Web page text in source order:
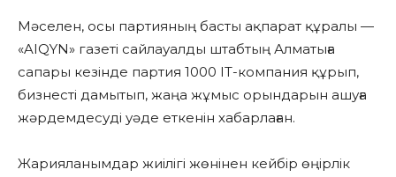
Мәселен, осы партияның басты ақпарат құралы —
«AIQYN» газеті сайлауалды штабтың Алматыға
сапары кезінде партия 1000 IT-компания құрып,
бизнесті дамытып, жаңа жұмыс орындарын ашуға
жәрдемдесуді уәде еткенін хабарлаған.
Жарияланымдар жиілігі жөнінен кейбір өңірлік